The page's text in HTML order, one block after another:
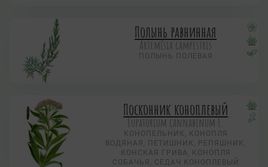
Полынь равнинная
Artemísia campestris
ПОЛЫНЬ ПОЛЕВАЯ
Посконник коноплевый
Eupatorium cannabinum L.
КОНОПЕЛЬНИК, КОНОПЛЯ
ВОДЯНАЯ, ПЕТИШНИК, РЕПЯШНИК,
КОНСКАЯ ГРИВА, КОНОПЛЯ
СОБАЧЬЯ, СЕДАЧ КОНОПЛЕВЫЙ